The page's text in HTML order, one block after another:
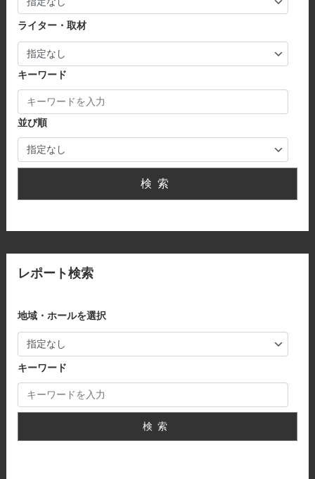
ライター・取材
キーワード
並び順
検索
レポート検索
地域・ホールを選択
キーワード
検索